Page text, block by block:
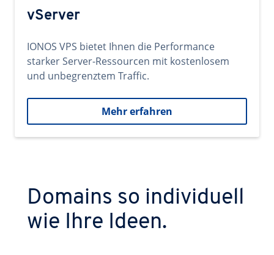
vServer
IONOS VPS bietet Ihnen die Performance
starker Server-Ressourcen mit kostenlosem
und unbegrenztem Traffic.
Mehr erfahren
Domains so individuell
wie Ihre Ideen.